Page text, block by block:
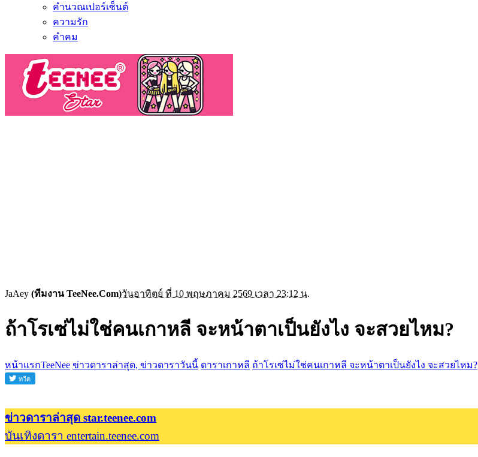
คำนวณเปอร์เซ็นต์
ความรัก
คำคม
JaAey (ทีมงาน TeeNee.Com)วันอาทิตย์ ที่ 10 พฤษภาคม 2569 เวลา 23:12 น.
ถ้าโรเซ่ไม่ใช่คนเกาหลี จะหน้าตาเป็นยังไง จะสวยไหม?
หน้าแรกTeeNee ข่าวดาราล่าสุด, ข่าวดาราวันนี้ ดาราเกาหลี ถ้าโรเซ่ไม่ใช่คนเกาหลี จะหน้าตาเป็นยังไง จะสวยไหม?
ข่าวดาราล่าสุด star.teenee.com
บันเทิงดารา entertain.teenee.com